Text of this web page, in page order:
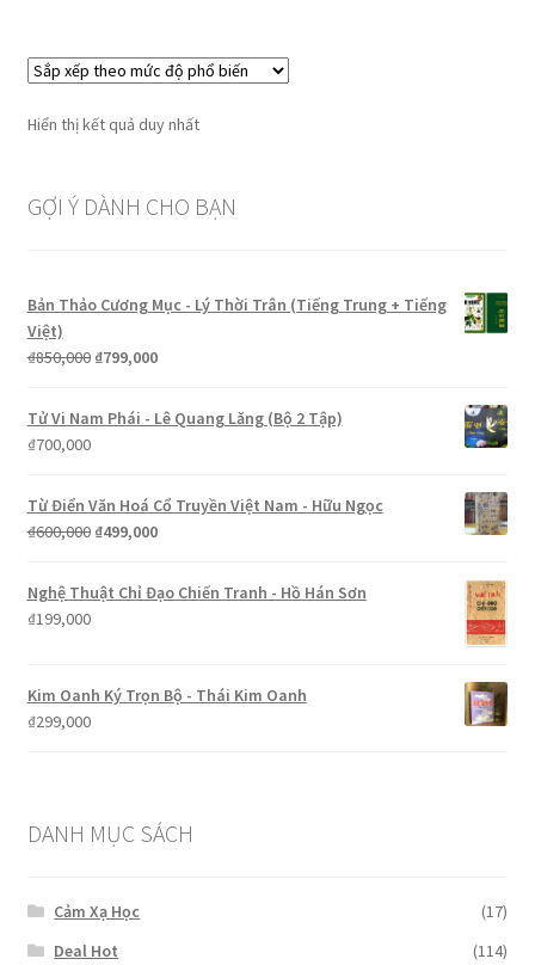
Hiển thị kết quả duy nhất
GỢI Ý DÀNH CHO BẠN
Bản Thảo Cương Mục - Lý Thời Trân (Tiếng Trung + Tiếng
Việt)
₫850,000 Giá
₫799,000Giá
tại
Tử Vi Nam Phái - Lê Quang Lăng (Bộ 2 Tập)
₫700,000
Từ Điển Văn Hoá Cổ Truyền Việt Nam - Hữu Ngọc
₫600,000 Giá
là:
₫600,000.
₫499,000Giá
là:
Nghệ Thuật Chỉ Đạo Chiến Tranh - Hồ Hán Sơn
₫199,000
Kim Oanh Ký Trọn Bộ - Thái Kim Oanh
₫299,000
DANH MỤC SÁCH
Cảm Xạ Học
(17)
Deal Hot
(114)